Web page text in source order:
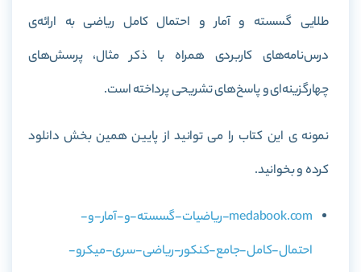
طلایی گسسته و آمار و احتمال کامل ریاضی به ارائه‌ی
درس‌نامه‌های کاربردی همراه با ذکر مثال، پرسش‌های
چهارگزینه‌ای و پاسخ‌های تشریحی پرداخته است.
نمونه ی این کتاب را می توانید از پایین همین بخش دانلود
کرده و بخوانید.
medabook.com-ریاضیات-گسسته-و-آمار-و-
احتمال-کامل-جامع-کنکور-ریاضی-سری-میکرو-